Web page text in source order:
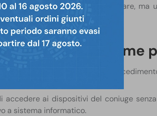
o ambigua potrebbe non bastare, ma
sì.
delle chat come
come prova in un
accedere ai dispositivi del coniuge
a sistema informatico.​